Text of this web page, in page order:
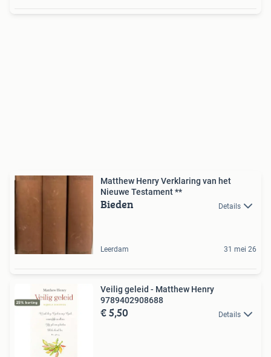
Matthew Henry Verklaring van het
Nieuwe Testament **
Bieden Details
Leerdam 31 mei 26
Veilig geleid - Matthew Henry
9789402908688
€ 5,50 Details